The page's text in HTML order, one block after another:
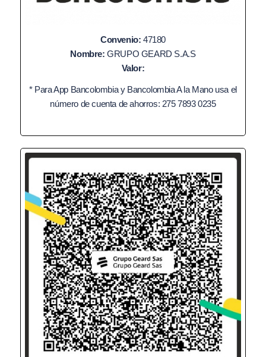
Convenio: 47180
Nombre: GRUPO GEARD S.A.S
Valor:
* Para App Bancolombia y Bancolombia A la Mano usa el
número de cuenta de ahorros: 275 7893 0235